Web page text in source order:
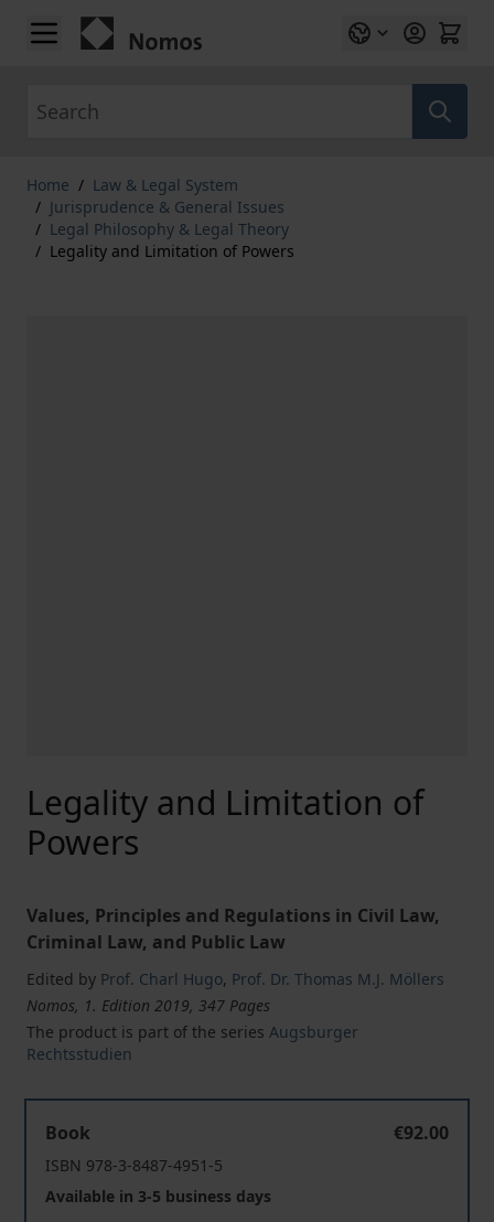
Skip to Content
Home / Law & Legal System
/ Jurisprudence & General Issues
/ Legal Philosophy & Legal Theory
/ Legality and Limitation of Powers
Legality and Limitation of
Powers
Values, Principles and Regulations in Civil Law,
Criminal Law, and Public Law
Edited by Prof. Charl Hugo, Prof. Dr. Thomas M.J. Möllers
Nomos, 1. Edition 2019, 347 Pages
The product is part of the series Augsburger
Rechtsstudien
Book
€92.00
ISBN 978-3-8487-4951-5
Available in 3-5 business days